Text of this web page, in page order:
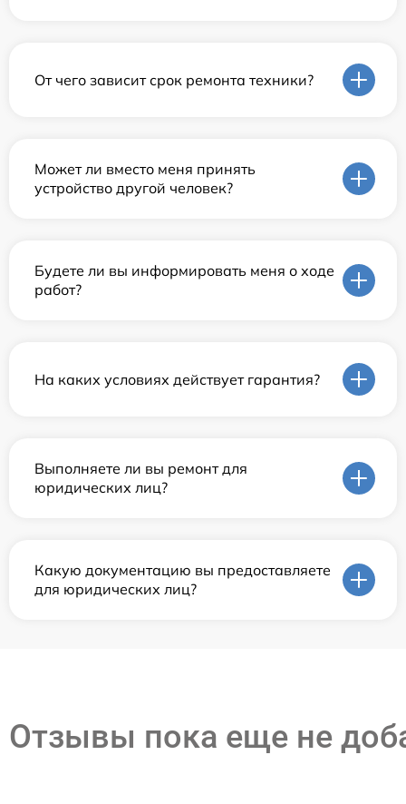
От чего зависит срок ремонта техники?
Может ли вместо меня принять
устройство другой человек?
Будете ли вы информировать меня о ходе
работ?
На каких условиях действует гарантия?
Выполняете ли вы ремонт для
юридических лиц?
Какую документацию вы предоставляете
для юридических лиц?
Отзывы пока еще не